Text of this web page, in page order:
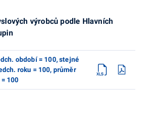
výrobců podle Hlavních
období = 100, stejné
roku = 100, průměr
100